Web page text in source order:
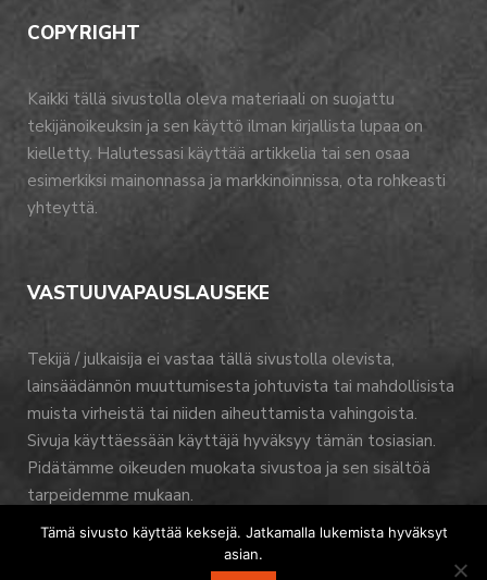
COPYRIGHT
Kaikki tällä sivustolla oleva materiaali on suojattu
tekijänoikeuksin ja sen käyttö ilman kirjallista lupaa on
kielletty. Halutessasi käyttää artikkelia tai sen osaa
esimerkiksi mainonnassa ja markkinoinnissa, ota rohkeasti
yhteyttä.
VASTUUVAPAUSLAUSEKE
Tekijä / julkaisija ei vastaa tällä sivustolla olevista,
lainsäädännön muuttumisesta johtuvista tai mahdollisista
muista virheistä tai niiden aiheuttamista vahingoista.
Sivuja käyttäessään käyttäjä hyväksyy tämän tosiasian.
Pidätämme oikeuden muokata sivustoa ja sen sisältöä
tarpeidemme mukaan.
Tämä sivusto käyttää keksejä. Jatkamalla lukemista hyväksyt
asian.